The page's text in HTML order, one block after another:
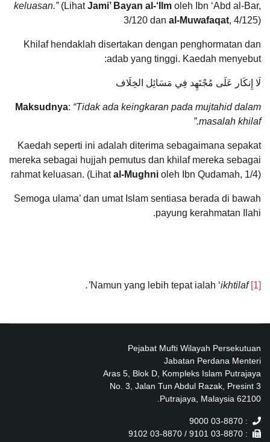
keluasan.” (LihatJami’ Bayan al-‘Ilm oleh Ibn ‘Abd al-Bar,
3/120 dan al-Muwafaqat, 4/125)
Khilaf hendaklah disertakan dengan penghormatan dan
adab yang tinggi. Kaedah menyebut:
لَا إِنكَار عَلَى مُجْتَهِد فِي مَسَائِل الخِلَاف
Maksudnya: “Tidak ada keingkaran pada mujtahid dalam
masalah khilaf.”
Kaedah seperti ini adalah diterima sebagaimana sepakat
mereka sebagai hujjah pemutus dan khilaf mereka sebagai
rahmat keluasan. (Lihatal-Mughni oleh Ibn Qudamah, 1/4)
Semoga ulama’ dan umat Islam sentiasa berada di bawah
payung kerahmatan Ilahi.
[1]
Namun yang lebih tepat ialah ‘
ikhtilaf’.
Pejabat Mufti Wilayah Persekutuan
Jabatan Perdana Menteri
Aras 5, Blok D, Kompleks Islam Putrajaya
No. 3, Jalan Tun Abdul Razak, Presint 3
62100 Putrajaya, Malaysia.
: 03-8870 9000
: 03-8870 9101 / 03-8870 9102